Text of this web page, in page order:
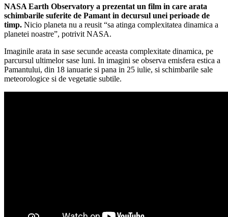
NASA Earth Observatory a prezentat un film in care arata
schimbarile suferite de Pamant in decursul unei perioade de
timp. Nicio planeta nu a reusit “sa atinga complexitatea dinamica a
planetei noastre”, potrivit NASA.
Imaginile arata in sase secunde aceasta complexitate dinamica, pe
parcursul ultimelor sase luni. In imagini se observa emisfera estica a
Pamantului, din 18 ianuarie si pana in 25 iulie, si schimbarile sale
meteorologice si de vegetatie subtile.